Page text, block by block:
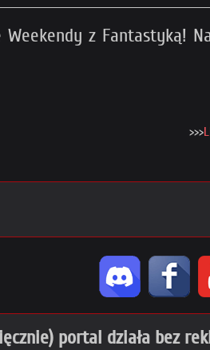
z Fantastyką!
>>>
portal działa bez